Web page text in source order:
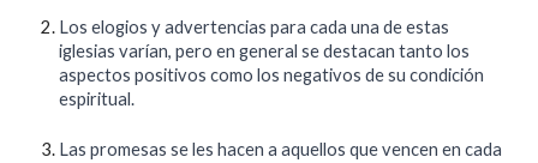
Los elogios y advertencias para cada una de estas
iglesias varían, pero en general se destacan tanto los
aspectos positivos como los negativos de su condición
espiritual.
Las promesas se les hacen a aquellos que vencen en cada